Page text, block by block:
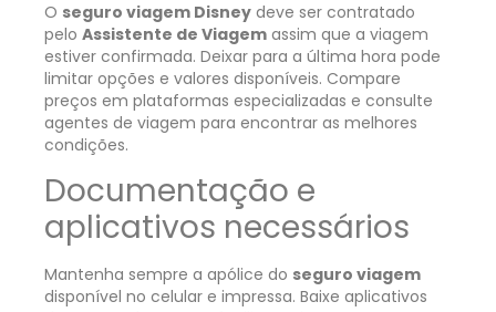
O seguro viagem Disney deve ser contratado
pelo Assistente de Viagem assim que a viagem
estiver confirmada. Deixar para a última hora pode
limitar opções e valores disponíveis. Compare
preços em plataformas especializadas e consulte
agentes de viagem para encontrar as melhores
condições.
Documentação e
aplicativos necessários
Mantenha sempre a apólice do seguro viagem
disponível no celular e impressa. Baixe aplicativos